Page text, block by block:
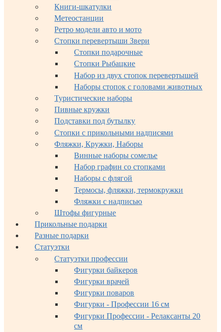
Книги-шкатулки
Метеостанции
Ретро модели авто и мото
Стопки перевертыши Звери
Стопки подарочные
Стопки Рыбацкие
Набор из двух стопок перевертышей
Наборы стопок с головами животных
Туристические наборы
Пивные кружки
Подставки под бутылку
Стопки с прикольными надписями
Фляжки, Кружки, Наборы
Винные наборы сомелье
Набор графин со стопками
Наборы с флягой
Термосы, фляжки, термокружки
Фляжки с надписью
Штофы фигурные
Прикольные подарки
Разные подарки
Статуэтки
Статуэтки профессии
Фигурки байкеров
Фигурки врачей
Фигурки поваров
Фигурки - Профессии 16 см
Фигурки Профессии - Релаксанты 20
см